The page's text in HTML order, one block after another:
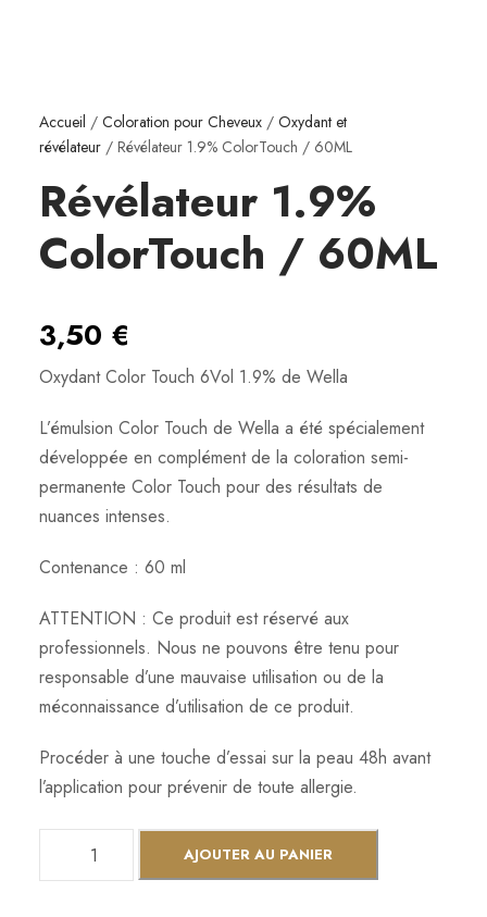
Accueil / Coloration pour Cheveux / Oxydant et
révélateur / Révélateur 1.9% ColorTouch / 60ML
Révélateur 1.9%
ColorTouch / 60ML
3,50 €
Oxydant Color Touch 6Vol 1.9% de Wella
L’émulsion Color Touch de Wella a été spécialement
développée en complément de la coloration semi-
permanente Color Touch pour des résultats de
nuances intenses.
Contenance : 60 ml
ATTENTION : Ce produit est réservé aux
professionnels. Nous ne pouvons être tenu pour
responsable d’une mauvaise utilisation ou de la
méconnaissance d’utilisation de ce produit.
Procéder à une touche d’essai sur la peau 48h avant
l’application pour prévenir de toute allergie.
AJOUTER AU PANIER